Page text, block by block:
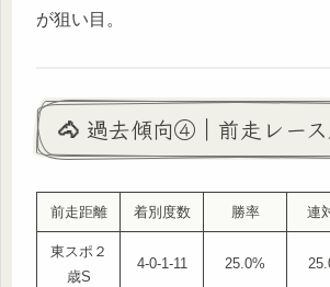
が狙い目。
🐴 過去傾向④｜前走レー
前走距離 着別度数 勝率 連
東スポ２
歳S
4-0-1-11 25.0%